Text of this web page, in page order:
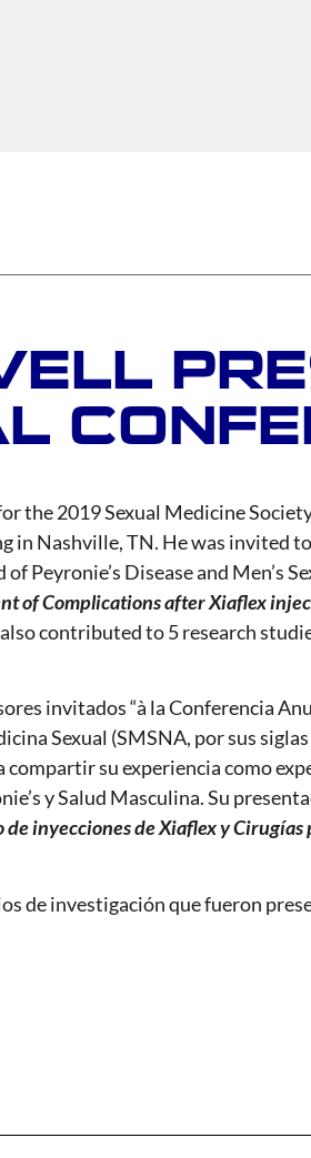
the 2019 Sexual Medicine
in Nashville, TN. He was invited
Peyronie’s Disease and Men’s
of Complications after Xiaflex
contributed to 5 research
invitados “à la Conferencia
Sexual (SMSNA, por sus siglas
su experiencia como
y Salud Masculina. Su
inyecciones de Xiaflex y Cirugías
de investigación que fueron